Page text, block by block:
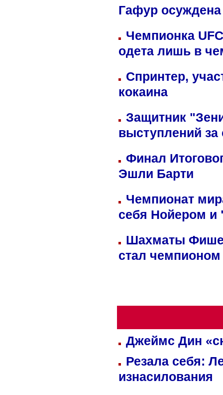
Гафур осуждена
Чемпионка
одета лишь в
Спринтер,
кокаина
Защитник
выступлений
Финал
Эшли Барти
Чемпионат
себя Нойером и
Шахматы
стал
Джеймс Дин
Резала себя:
изнасилования